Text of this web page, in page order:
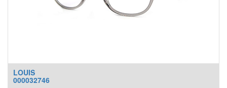
LOUIS
000032746